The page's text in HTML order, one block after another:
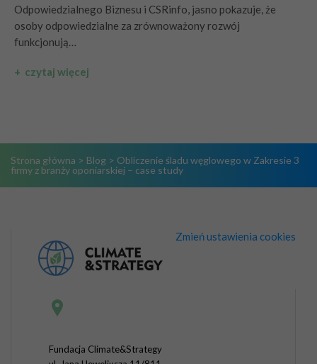
Odpowiedzialnego Biznesu i CSRinfo, jasno pokazuje, że
osoby odpowiedzialne za zrównoważony rozwój
funkcjonują…
+ czytaj więcej
Strona główna > Blog > Obliczenie śladu węglowego w Zakresie 3
firmy z branży oponiarskiej – case study
Zmień ustawienia cookies
Fundacja Climate&Strategy